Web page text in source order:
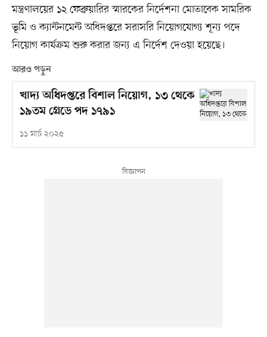
মন্ত্রণালয়ের ১২ ফেব্রুয়ারির স্মারকের নির্দেশনা মোতাবেক সামরিক
ভূমি ও ক্যান্টনমেন্ট অধিদপ্তরে সরাসরি নিয়োগযোগ্য শূন্য পদে
নিয়োগ কার্যক্রম শুরু করার জন্য এ নির্দেশ দেওয়া হয়েছে।
আরও পড়ুন
খাদ্য অধিদপ্তরে বিশাল নিয়োগ, ১৩ থেকে
১৯তম গ্রেডে পদ ১৭৯১
১১ মার্চ ২০২৫